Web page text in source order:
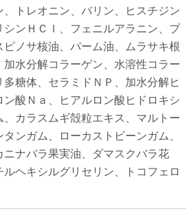
トレオニン、バリン、ヒスチジン
シンＨＣＩ、フェニルアラニン、プ
ピノサ核油、パーム油、ムラサキ根
水分解コラーゲン、水溶性コラー
糖体、セラミドＮＰ、加水分解ヒ
酸Ｎａ、ヒアルロン酸ヒドロキシ
カラスムギ殻粒エキス、マルトー
ンガム、ローカストビーンガム、
ニナバラ果実油、ダマスクバラ花
ヘキシルグリセリン、トコフェロ